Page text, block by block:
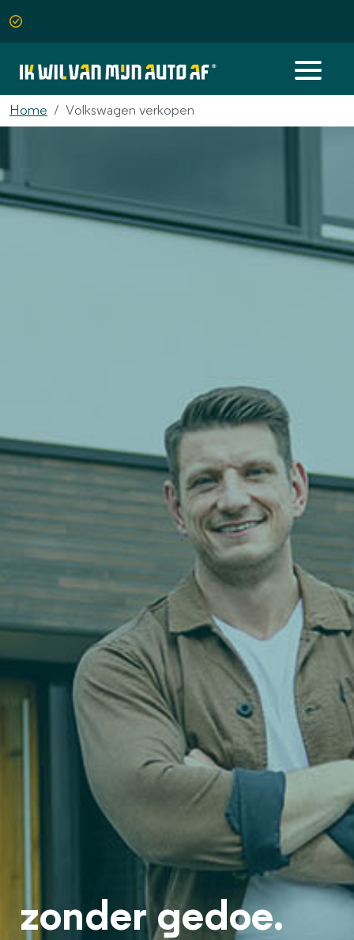
Home Volkswagen verkopen
zonder gedoe.